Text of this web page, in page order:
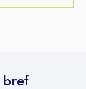
bref